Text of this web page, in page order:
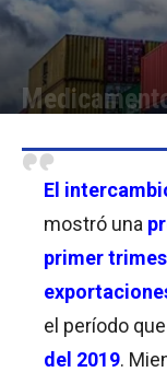
El
mostró una
primer
el período que
del 2019.